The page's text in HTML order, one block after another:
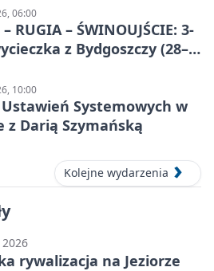
06:00
– RUGIA – ŚWINOUJŚCIE: 3-
z Bydgoszczy (28–
10:00
Systemowych w
z Darią Szymańską
Kolejne wydarzenia
rywalizacja na Jeziorze